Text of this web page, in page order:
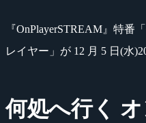
『OnPlayerSTREAM』特番
レイヤー」が 12 月 5 日(水
何処へ行く